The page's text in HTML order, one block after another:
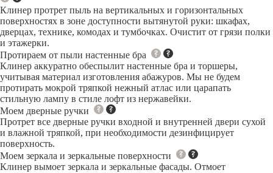
Клинер протрет пыль на вертикальных и горизонтальных
поверхностях в зоне доступности вытянутой руки: шкафах,
дверцах, технике, комодах и тумбочках. Очистит от грязи полки
и этажерки.
Протираем от пыли настенные бра
Клинер аккуратно обеспылит настенные бра и торшеры,
учитывая материал изготовления абажуров. Мы не будем
протирать мокрой тряпкой нежный атлас или царапать
стильную лампу в стиле лофт из нержавейки.
Моем дверные ручки
Протрет все дверные ручки входной и внутренней двери сухой
и влажной тряпкой, при необходимости дезинфицирует
поверхность.
Моем зеркала и зеркальные поверхности
Клинер вымоет зеркала и зеркальные фасады. Отмоет